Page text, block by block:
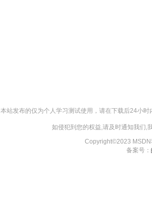
本站发布的仅为个人学习测试使用，请在下载后24小
如侵犯到您的权益,请及时通知我们,
Copyright©2023
备案号：